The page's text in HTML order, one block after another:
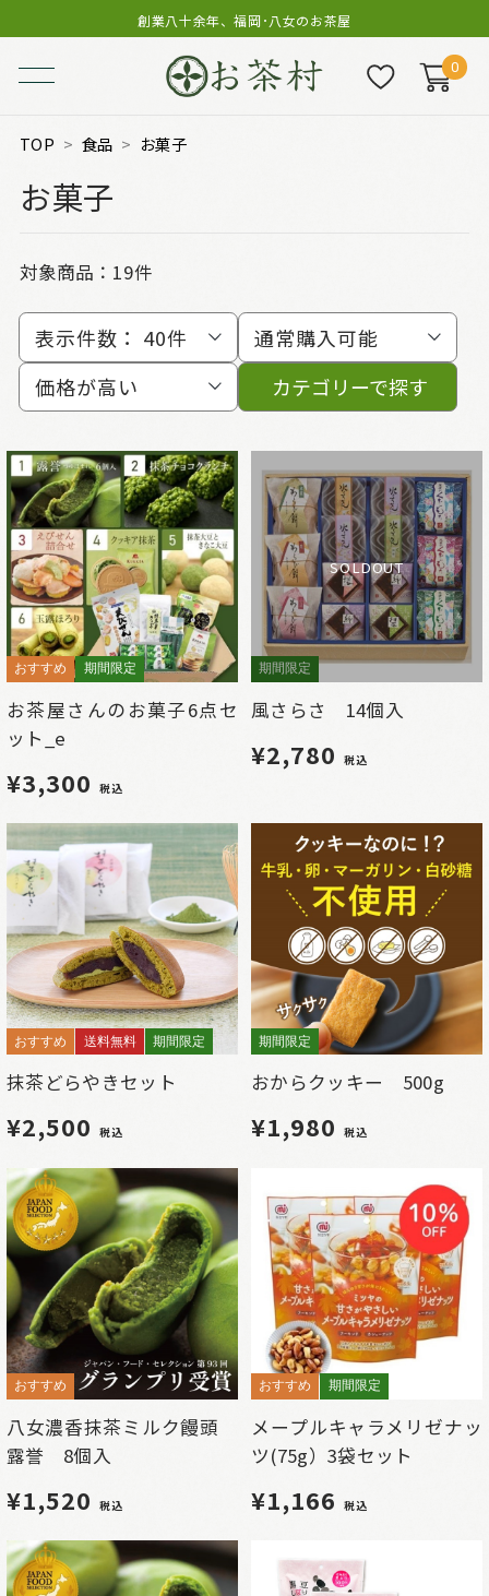
創業八十余年、福岡･八女のお茶屋
0
TOP 食品 お菓子
お菓子
対象商品： 19件
表示件数： 40件
通常購入可能
価格が高い
カテゴリーで探す
おすすめ 期間限定
お茶屋さんのお菓子6点セ
ット_e
¥3,300 税込
SOLDOUT
期間限定
風さらさ 14個入
¥2,780 税込
おすすめ 送料無料 期間限定
抹茶どらやきセット
¥2,500 税込
期間限定
おからクッキー 500g
¥1,980 税込
おすすめ
八女濃香抹茶ミルク饅頭
露誉 8個入
¥1,520 税込
おすすめ 期間限定
メープルキャラメリゼナッ
ツ(75g）3袋セット
¥1,166 税込